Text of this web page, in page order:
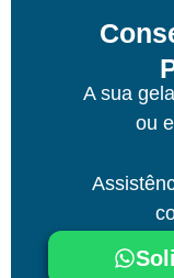
A sua
ou